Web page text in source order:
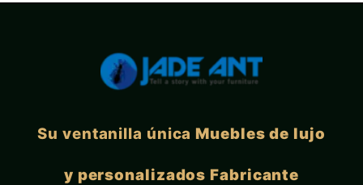
Su ventanilla únicaMuebles de lujo
y personalizados Fabricante